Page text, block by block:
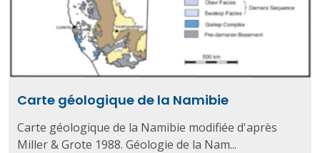
Carte géologique de la Namibie
Carte géologique de la Namibie modifiée d'après
Miller & Grote 1988. Géologie de la Nam...